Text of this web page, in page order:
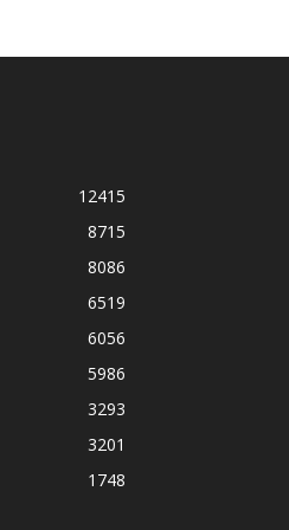
12415
8715
8086
6519
6056
5986
3293
3201
1748